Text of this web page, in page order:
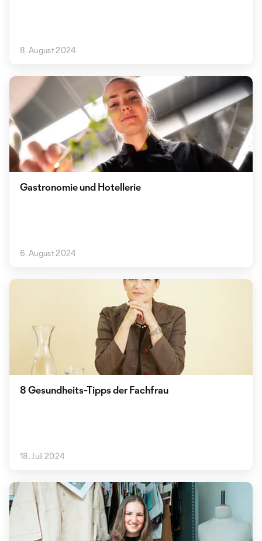
8. August 2024
Gastronomie und Hotellerie
6. August 2024
8 Gesundheits-Tipps der Fachfrau
18. Juli 2024